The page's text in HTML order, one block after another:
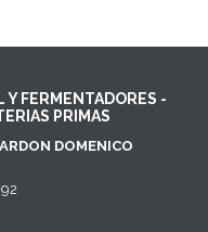
Y FERMENTADORES -
PRIMAS
DOMENICO